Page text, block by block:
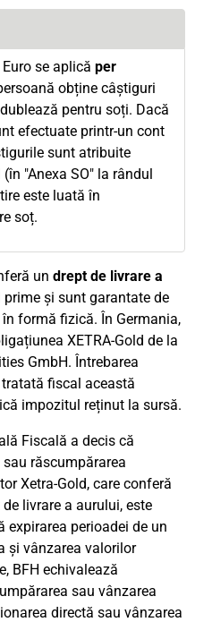
se aplică per
obține câștiguri
pentru soți. Dacă
efectuate printr-un cont
sunt atribuite
"Anexa SO" la rândul
este luată în
soț.
un drept de livrare a
și sunt garantate de
formă fizică. În Germania,
XETRA-Gold de la
GmbH. Întrebarea
fiscal această
impozitul reținut la sursă.
Fiscală a decis că
răscumpărarea
Xetra-Gold, care conferă
livrare a aurului, este
perioadei de un
și vânzarea valorilor
BFH echivalează
sau vânzarea
directă sau vânzarea